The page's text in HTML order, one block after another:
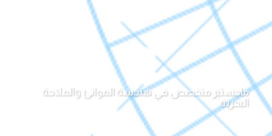
ماجستير متخصص في هندسة الموانئ والملاحة
البحرية